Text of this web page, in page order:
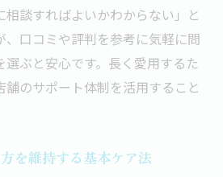
葉での寿命延長事例と注意点
のベストタイミングとは
交換の最適な時期を千葉県で
ンズ交換値段と選び方のポイ
談すればよいかわからない」と
、口コミや評判を参考に気軽に問
選ぶと安心です。長く愛用するた
のサポート体制を活用すること
を維持する基本ケア法